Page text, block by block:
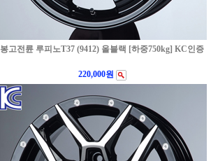
봉고전륜 루피노T37 (9412) 올블랙 [하중750kg] KC인증
220,000원